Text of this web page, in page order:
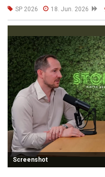
SP 2026 18. Jun. 2026
Screenshot